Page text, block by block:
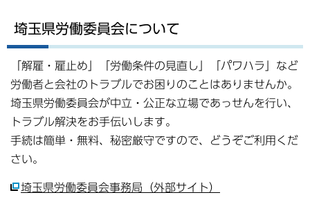
埼玉県労働委員会について
「解雇・雇止め」「労働条件の見直し」「パワハラ」など
労働者と会社のトラブルでお困りのことはありませんか。
埼玉県労働委員会が中立・公正な立場であっせんを行い、
トラブル解決をお手伝いします。
手続は簡単・無料、秘密厳守ですので、どうぞご利用くだ
さい。
埼玉県労働委員会事務局（外部サイト）